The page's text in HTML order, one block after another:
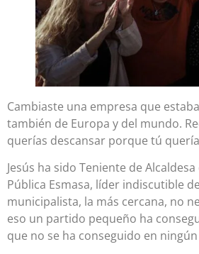
Cambiaste una empresa que
también de Europa y del mundo.
querías descansar porque tú
Jesús ha sido Teniente de
Pública Esmasa, líder indiscutible
municipalista, la más cercana, no
eso un partido pequeño ha
que no se ha conseguido en